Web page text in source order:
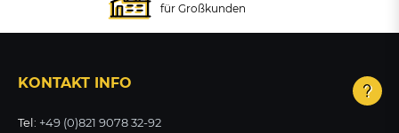
ab 153,16 €
ZUM PRODUKT
für Großkunden
KONTAKT INFO
Tel: +49 (0)821 9078 32-92